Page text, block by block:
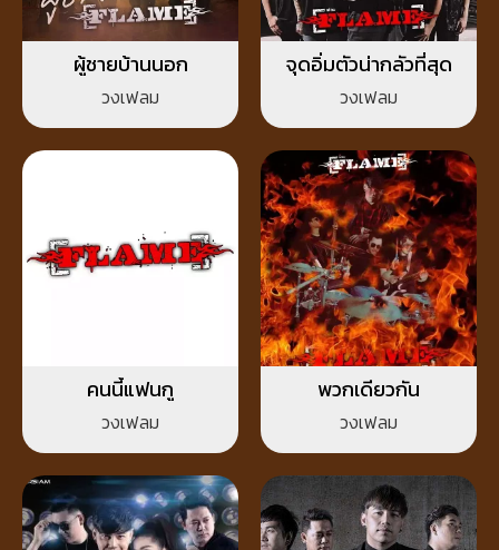
ผู้ชายบ้านนอก
วงเฟลม
จุดอิ่มตัวน่ากลัวที่สุด
วงเฟลม
คนนี้แฟนกู
วงเฟลม
พวกเดียวกัน
วงเฟลม